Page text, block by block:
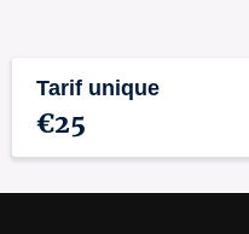
Tarif unique
€25